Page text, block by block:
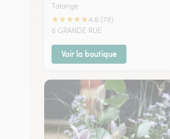
Talange
★★★★★4.6 (78)
6 GRANDE RUE
Voir la boutique